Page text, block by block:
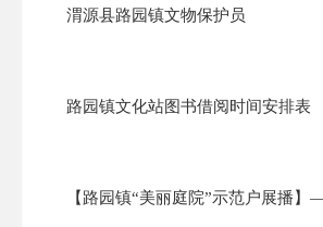
渭源县路园镇文物保护员
路园镇文化站图书借阅时间安排表